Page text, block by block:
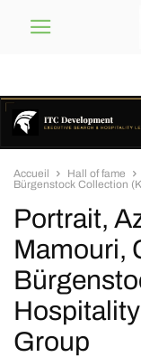
Accueil Hall of fame
Bürgenstock Collection
Portrait,
Mamouri,
Group